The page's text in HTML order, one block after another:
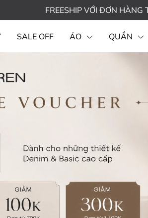
FREESHIP VỚI ĐƠN HÀNG
SALE OFF ÁO QUẦN